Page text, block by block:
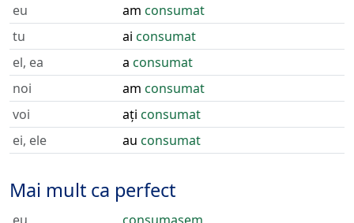
eu am consumat
tu
ai consumat
el, ea
a consumat
noi
am consumat
voi
ați consumat
ei, ele
au consumat
Mai mult ca perfect